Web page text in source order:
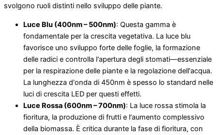
svolgono ruoli distinti nello sviluppo delle piante.
Luce Blu (400nm – 500nm): Questa gamma è
fondamentale per la crescita vegetativa. La luce blu
favorisce uno sviluppo forte delle foglie, la formazione
delle radici e controlla l'apertura degli stomati—essenziale
per la respirazione delle piante e la regolazione dell'acqua.
La lunghezza d'onda di 450nm è spesso lo standard nelle
luci di crescita LED per questi effetti.
Luce Rossa (600nm – 700nm): La luce rossa stimola la
fioritura, la produzione di frutti e l'aumento complessivo
della biomassa. È critica durante la fase di fioritura, con